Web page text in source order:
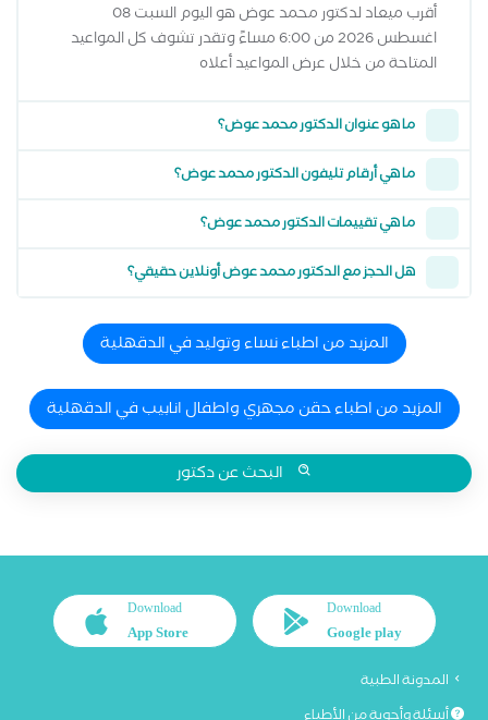
أقرب ميعاد لدكتور محمد عوض هو اليوم السبت 08
اغسطس 2026 من 6:00 مساءً وتقدر تشوف كل المواعيد
المتاحة من خلال عرض المواعيد أعلاه
ما هو عنوان الدكتور محمد عوض؟
ما هي أرقام تليفون الدكتور محمد عوض؟
ما هي تقييمات الدكتور محمد عوض؟
هل الحجز مع الدكتور محمد عوض أونلاين حقيقي؟
المزيد من اطباء نساء وتوليد في الدقهلية
المزيد من اطباء حقن مجهري واطفال انابيب في الدقهلية
البحث عن دكتور
Download
Google play
Download
App Store
المدونة الطبية